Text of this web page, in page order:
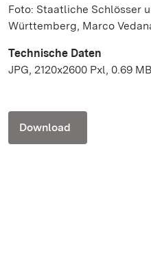
Foto: Staatliche Schlösser
Württemberg, Marco
Technische Daten
JPG, 2120x2600 Pxl, 0.69 MB
Download